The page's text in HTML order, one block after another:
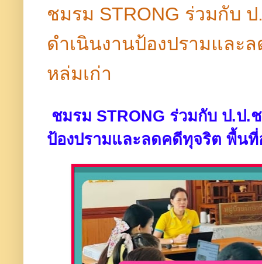
ชมรม STRONG ร่วมกับ
ดำเนินงานป้องปรามและ
หล่มเก่า
ชมรม STRONG ร่วมกับ ป.ป.
ป้องปรามและลดคดีทุจริต พื้นที่